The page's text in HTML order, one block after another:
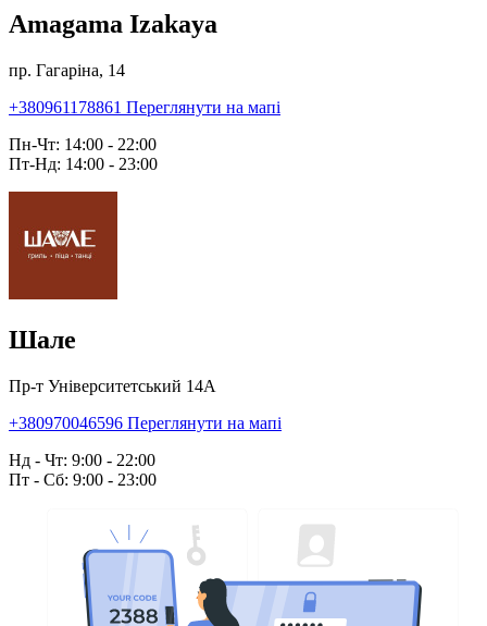
Amagama Izakaya
пр. Гагаріна, 14
+380961178861 Переглянути на мапі
Пн-Чт: 14:00 - 22:00
Пт-Нд: 14:00 - 23:00
Шале
Пр-т Університетський 14А
+380970046596 Переглянути на мапі
Нд - Чт: 9:00 - 22:00
Пт - Сб: 9:00 - 23:00